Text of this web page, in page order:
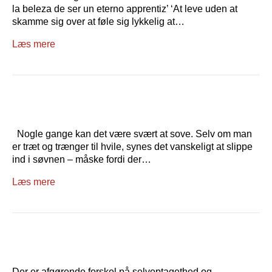
la beleza de ser un eterno apprentiz’ ‘At leve uden at
skamme sig over at føle sig lykkelig at…
Læs mere
Nogle gange kan det være svært at sove. Selv om man
er træt og trænger til hvile, synes det vanskeligt at slippe
ind i søvnen – måske fordi der…
Læs mere